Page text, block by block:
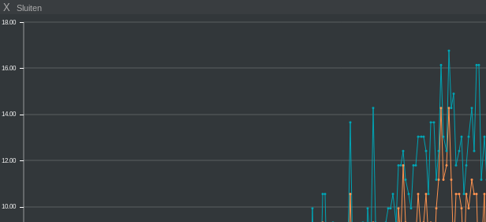
X Sluiten